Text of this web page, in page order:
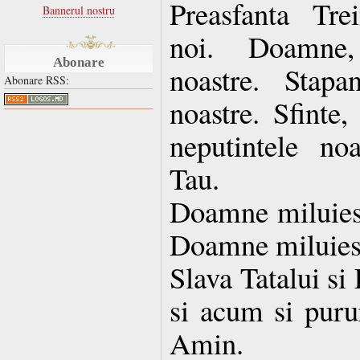
Bannerul nostru
Abonare
Abonare RSS:
Preasfanta
noi.
noastre.
noastre.
neputintele
Tau.
Doamne
Doamne
Slava Tatalui
si acum si
Amin.